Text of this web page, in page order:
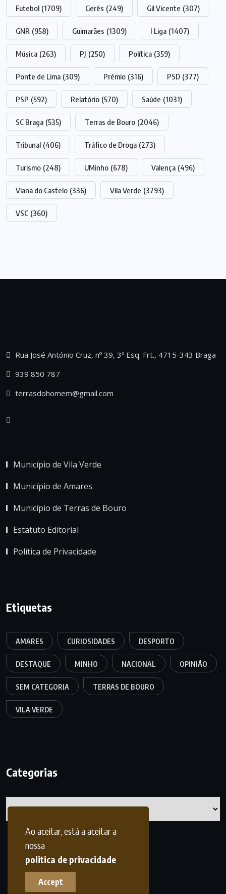
Ao aceitar, está a aceitar a
nossa
politica de privacidade
Accept
Futebol (1709) Gerês (249) Gil Vicente (307)
GNR (958) Guimarães (1309) I Liga (1407)
Música (263) PJ (250) Política (359)
Ponte de Lima (309) Prémio (316) PSD (377)
PSP (592) Relatório (570) Saúde (1031)
SC Braga (535) Terras de Bouro (2046)
Tribunal (406) Tráfico de Droga (273)
Turismo (248) UMinho (678) Valença (496)
Viana do Castelo (336) Vila Verde (3793)
VSC (360)
Rua José António Cruz, nº 39, 3º Esq. Frt., 4715-343 Braga
939 850 787
terrasdohomem@gmail.com
Município de Vila Verde
Município de Amares
Município de Terras de Bouro
Estatuto Editorial
Política de Privacidade
Etiquetas
AMARES CURIOSIDADES DESPORTO
DESTAQUE MINHO NACIONAL OPINIÃO
SEM CATEGORIA TERRAS DE BOURO
VILA VERDE
Categorias